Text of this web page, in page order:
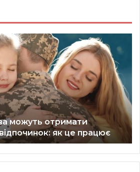
можуть отримати
як це працює